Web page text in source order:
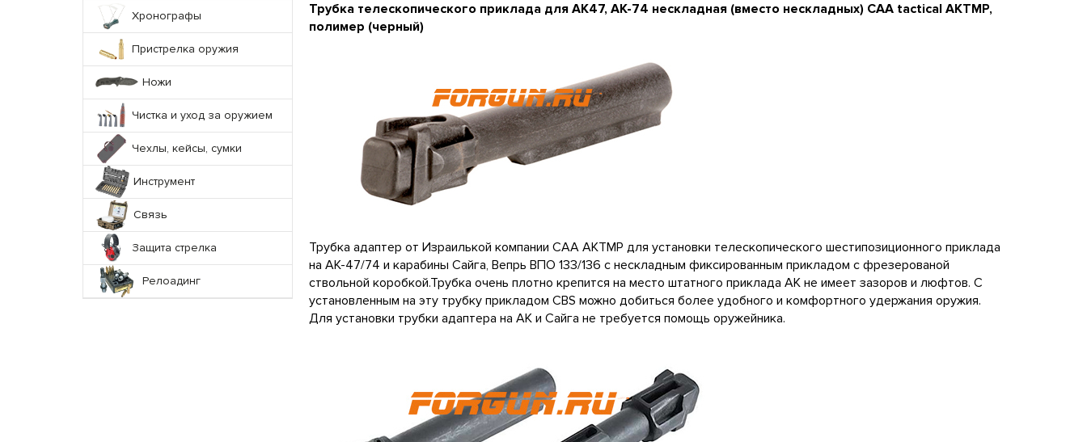
Хронографы
Пристрелка оружия
Ножи
Чистка и уход за оружием
Чехлы, кейсы, сумки
Инструмент
Связь
Защита стрелка
Релоадинг
Трубка телескопического приклада для АК47, AK-74 нескладная (вместо нескладных) CAA tactical AKTMP,
полимер (черный)
Трубка адаптер от Израилькой компании CAA AKTMP для установки телескопического шестипозиционного приклада
на АК-47/74 и карабины Сайга, Вепрь ВПО 133/136 с нескладным фиксированным прикладом с фрезерованой
ствольной коробкой.Трубка очень плотно крепится на место штатного приклада АК не имеет зазоров и люфтов. С
установленным на эту трубку прикладом CBS можно добиться более удобного и комфортного удержания оружия.
Для установки трубки адаптера на АК и Сайга не требуется помощь оружейника.